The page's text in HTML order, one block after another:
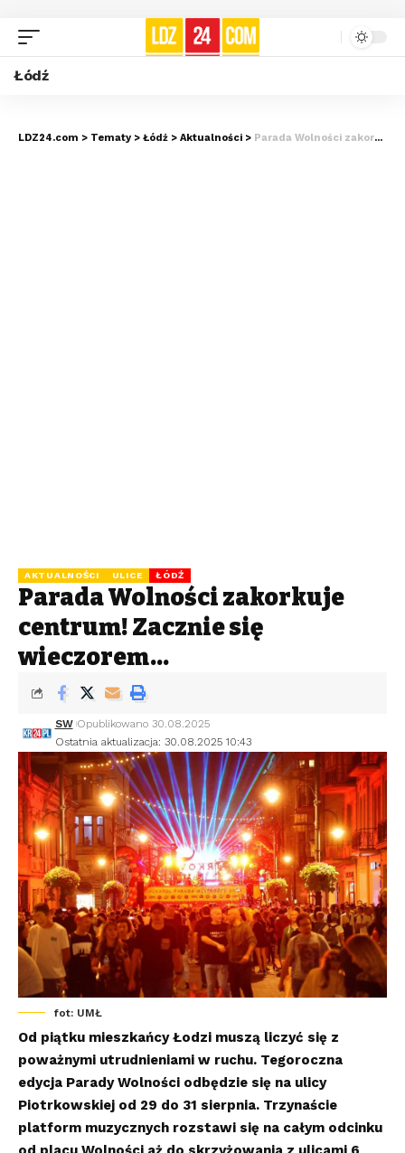
Łódź
LDZ24.com > Tematy > Łódź > Aktualności > Parada Wolności zakorkuje centrum! Zacznie się wieczorem…
AKTUALNOŚCI ULICE ŁÓDŹ
Parada Wolności zakorkuje
centrum! Zacznie się
wieczorem…
Ostatnia aktualizacja: 30.08.2025 10:43
SW Opublikowano 30.08.2025
fot: UMŁ
Od piątku mieszkańcy Łodzi muszą liczyć się z
poważnymi utrudnieniami w ruchu. Tegoroczna
edycja Parady Wolności odbędzie się na ulicy
Piotrkowskiej od 29 do 31 sierpnia. Trzynaście
platform muzycznych rozstawi się na całym odcinku